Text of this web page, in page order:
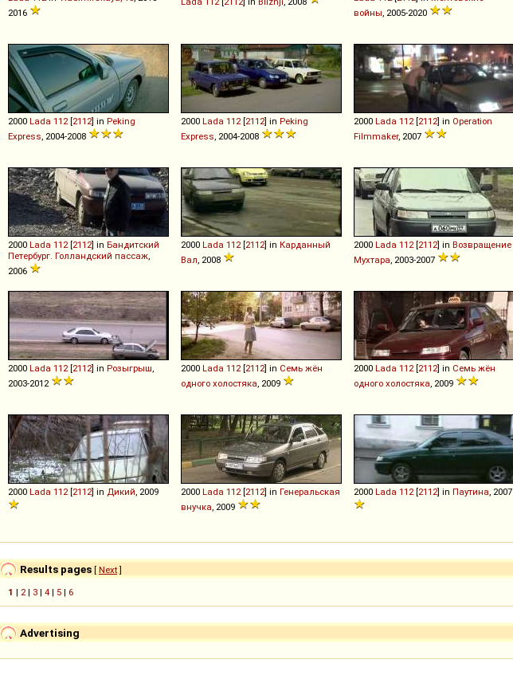
2016
войны , 2005-2020
2000 Lada 112 [2112] in Peking
Express , 2004-2008
2000 Lada 112 [2112] in Peking
Express , 2004-2008
2000 Lada 112 [2112] in Operation
Filmmaker, 2007
2000 Lada 112 [2112] in Бандитский
Петербург. Голландский пассаж
2006
2000 Lada 112 [2112] in Карданный
Вал , 2008
2000 Lada 112 [2112] in Возвращение
Мухтара , 2003-2007
2000 Lada 112 [2112] in Розыгрыш
2003-2012
2000 Lada 112 [2112] in Семь жён
одного холостяка , 2009
2000 Lada 112 [2112] in Семь жён
одного холостяка , 2009
2000 Lada 112 [2112] in Дикий , 2009 2000 Lada 112 [2112] in Генеральская
внучка , 2009
2000 Lada 112 [2112] in Паутина , 2007
Results pages [ Next]
1 | 2 | 3 | 4 | 5 | 6
Advertising